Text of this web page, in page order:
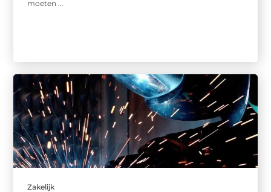
moeten ...
Zakelijk